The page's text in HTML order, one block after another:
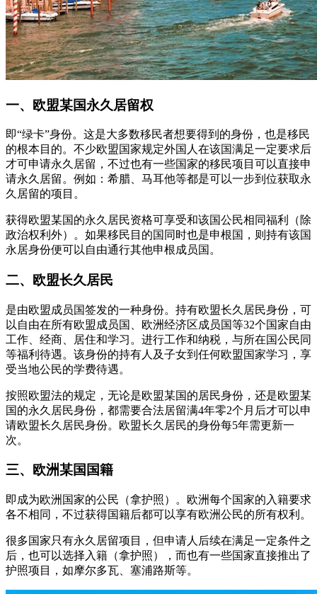
一、欧盟某国永久居留权
即“绿卡”身份。这是大多数移民者想要得到的身份，也是移民
的根本目的。不少欧盟国家规定外国人在该国满足一定要求后
才可申请永久居留，不过也有一些国家的移民项目可以直接申
请永久居留。例如：希腊、马耳他等都是可以一步到位获取永
久居留的项目。
获得欧盟某国的永久居民资格可享受和该国公民相同福利（除
政治权利外）。如果移民目的国同时也是申根国，则持有该国
永居身份便可以自由通行其他申根成员国。
二、欧盟长久居民
是由欧盟成员国签发的一种身份。持有欧盟长久居民身份，可
以自由在所有欧盟成员国、欧洲经济区成员国等32个国家自由
工作、经商、居住和学习。进行工作和纳税，与所在国公民同
等福利待遇。该身份的持有人及子女到任何欧盟国家学习，享
受当地公民的学费待遇。
按照欧盟法的规定，无论是欧盟某国的居民身份，还是欧盟某
国的永久居民身份，都需要合法居留满4年零2个月后才可以申
请欧盟长久居民身份。欧盟长久居民的身份每5年需更新一
次。
三、欧洲某国国籍
即成为欧洲国家的公民（拿护照）。欧洲每个国家的入籍要求
各不相同，不过获得国籍后都可以享有欧洲公民的所有权利。
很多国家只有永久居留项目，但申请人后续在满足一定条件之
后，也可以选择入籍（拿护照），而也有一些国家直接推出了
护照项目，如摩尔多瓦、塞浦路斯等。